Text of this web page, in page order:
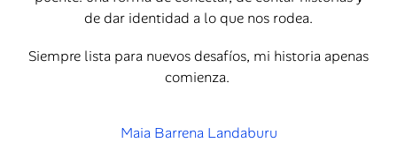
de dar identidad a lo que nos rodea.
Siempre lista para nuevos desafíos, mi historia apenas
comienza.
Maia Barrena Landaburu